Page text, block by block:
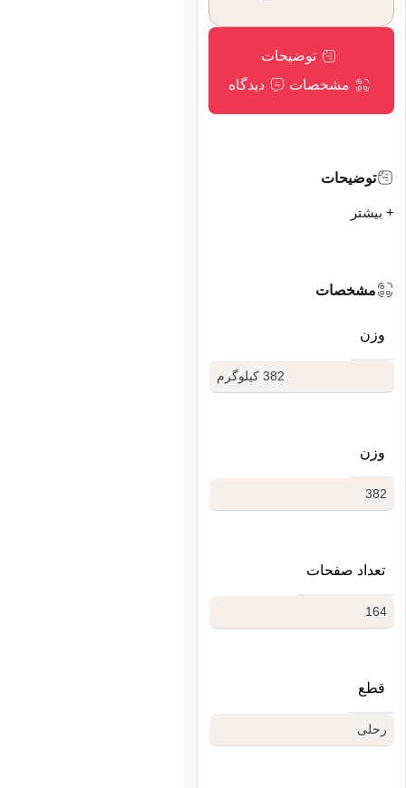
توضیحات
مشخصات
دیدگاه
توضیحات
+ بیشتر
مشخصات
وزن
382 کیلوگرم
وزن
382
تعداد صفحات
164
قطع
رحلی